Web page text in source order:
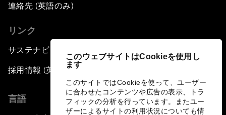
このウェブサイトはCookieを使用し
ます
このサイトではCookieを使って、ユーザー
に合わせたコンテンツや広告の表示、トラ
フィックの分析を行っています。またユー
ザーによるサイトの利用状況についても情
連絡先 (英語のみ)
リンク
サステナビリティへの取り組み
採用情報 (英語のみ)
言語